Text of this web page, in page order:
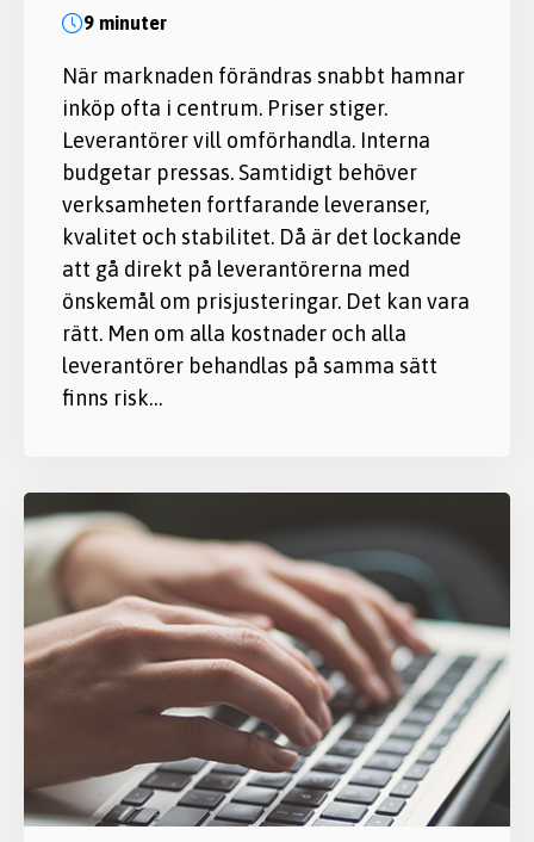
9 minuter
När marknaden förändras snabbt hamnar
inköp ofta i centrum. Priser stiger.
Leverantörer vill omförhandla. Interna
budgetar pressas. Samtidigt behöver
verksamheten fortfarande leveranser,
kvalitet och stabilitet. Då är det lockande
att gå direkt på leverantörerna med
önskemål om prisjusteringar. Det kan vara
rätt. Men om alla kostnader och alla
leverantörer behandlas på samma sätt
finns risk…